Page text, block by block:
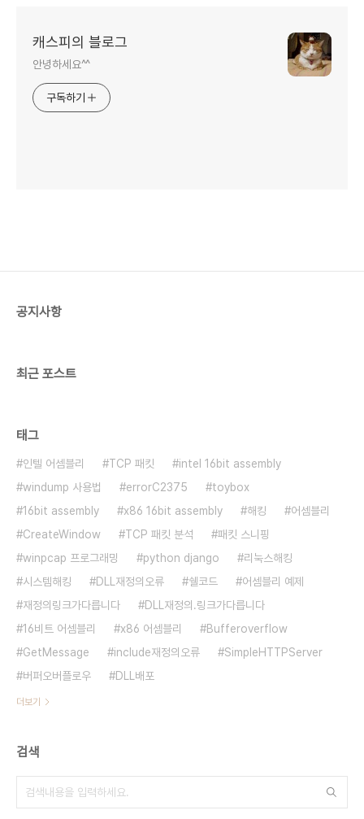
캐스피의 블로그
안녕하세요^^
구독하기
공지사항
최근 포스트
태그
인텔 어셈블리 TCP 패킷
intel 16bit assembly
windump 사용법
errorC2375
toybox
16bit assembly
x86 16bit assembly 해킹
어셈블리
CreateWindow
TCP 패킷 분석
패킷 스니핑
winpcap 프로그래밍
python django
리눅스해킹
시스템해킹
DLL재정의오류 쉘코드
어셈블리 예제
재정의링크가다릅니다
DLL재정의.링크가다릅니다
16비트 어셈블리
x86 어셈블리
Bufferoverflow
GetMessage
include재정의오류
SimpleHTTPServer
버퍼오버플로우
DLL배포
더보기
검색